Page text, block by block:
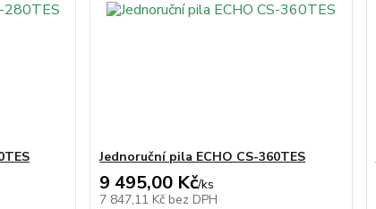
Jednoruční pila ECHO CS-360TES
9 495,00 Kč/ks
7 847,11 Kč bez DPH